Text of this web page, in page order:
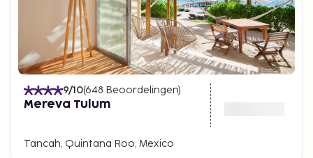
9/10(648 Beoordelingen)
Mereva Tulum
Tancah, Quintana Roo, Mexico